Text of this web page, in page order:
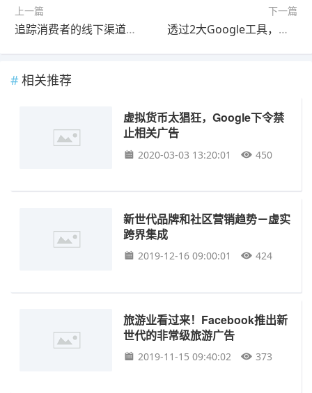
上一篇
追踪消费者的线下渠道意图！Google Ads 本地动作转换分享
下一篇
透过2大Google工具，发掘访客搜索字词
相关推荐
虚拟货币太猖狂，Google下令禁
止相关广告
2020-03-03 13:20:01 450
新世代品牌和社区营销趋势－虚实
跨界集成
2019-12-16 09:00:01 424
旅游业看过来！Facebook推出新
世代的非常级旅游广告
2019-11-15 09:40:02 373